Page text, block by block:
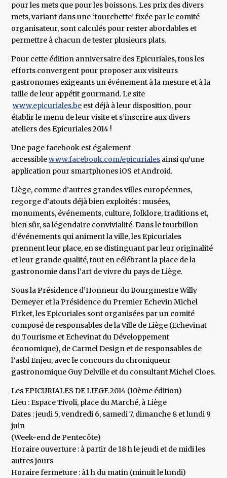
pour les mets que pour les boissons. Les prix des divers
mets, variant dans une ‘fourchette’ fixée par le comité
organisateur, sont calculés pour rester abordables et
permettre à chacun de tester plusieurs plats.
Pour cette édition anniversaire des Epicuriales, tous les
efforts convergent pour proposer aux visiteurs
gastronomes exigeants un événement à la mesure et à la
taille de leur appétit gourmand. Le site
www.epicuriales.be est déjà à leur disposition, pour
établir le menu de leur visite et s’inscrire aux divers
ateliers des Epicuriales 2014 !
Une page facebook est également
accessiblewww.facebook.com/epicuriales ainsi qu’une
application pour smartphones iOS et Android.
Liège, comme d’autres grandes villes européennes,
regorge d’atouts déjà bien exploités : musées,
monuments, événements, culture, folklore, traditions et,
bien sûr, sa légendaire convivialité. Dans le tourbillon
d’événements qui animent la ville, les Epicuriales
prennent leur place, en se distinguant par leur originalité
et leur grande qualité, tout en célébrant la place de la
gastronomie dans l’art de vivre du pays de Liège.
Sous la Présidence d’Honneur du Bourgmestre Willy
Demeyer et la Présidence du Premier Echevin Michel
Firket, les Epicuriales sont organisées par un comité
composé de responsables de la Ville de Liège (Echevinat
du Tourisme et Echevinat du Développement
économique), de Carmel Design et de responsables de
l’asbl Enjeu, avec le concours du chroniqueur
gastronomique Guy Delville et du consultant Michel Cloes.
Les EPICURIALES DE LIEGE 2014 (10ème édition)
Lieu : Espace Tivoli, place du Marché, à Liège
Dates : jeudi 5, vendredi 6, samedi 7, dimanche 8 et lundi 9
juin
(Week-end de Pentecôte)
Horaire ouverture : à partir de 18 h le jeudi et de midi les
autres jours
Horaire fermeture : à1 h du matin (minuit le lundi)